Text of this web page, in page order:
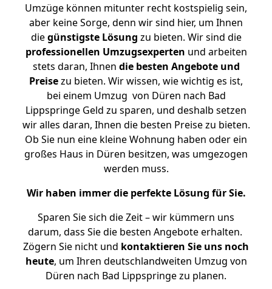
Umzüge können mitunter recht kostspielig sein,
aber keine Sorge, denn wir sind hier, um Ihnen
diegünstigste Lösung zu bieten. Wir sind die
professionellen Umzugsexperten und arbeiten
stets daran, Ihnen die besten Angebote und
Preisezu bieten. Wir wissen, wie wichtig es ist,
bei einem Umzug von Düren nach Bad
Lippspringe Geld zu sparen, und deshalb setzen
wir alles daran, Ihnen die besten Preise zu bieten.
Ob Sie nun eine kleine Wohnung haben oder ein
großes Haus in Düren besitzen, was umgezogen
werden muss.
Wir haben immer die perfekte Lösung für Sie.
Sparen Sie sich die Zeit – wir kümmern uns
darum, dass Sie die besten Angebote erhalten.
Zögern Sie nicht und kontaktieren Sie uns noch
heute, um Ihren deutschlandweiten Umzug von
Düren nach Bad Lippspringe zu planen.